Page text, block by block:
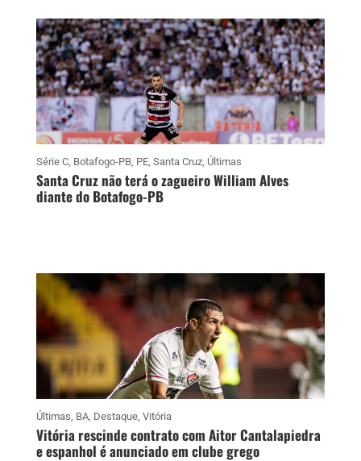
Série C, Botafogo-PB, PE, Santa Cruz, Últimas
Santa Cruz não terá o zagueiro William Alves
diante do Botafogo-PB
Últimas, BA, Destaque, Vitória
Vitória rescinde contrato com Aitor Cantalapiedra
e espanhol é anunciado em clube grego